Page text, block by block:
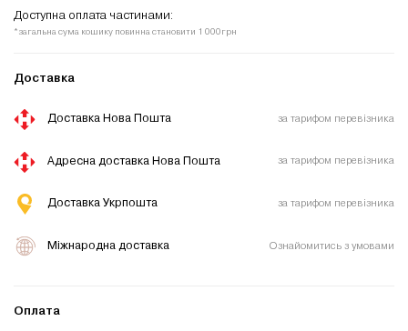
Доступна оплата частинами:
*загальна сума кошику повинна становити 1 000грн
Доставка
Доставка Нова Пошта за тарифом перевізника
Адресна доставка Нова Пошта за тарифом перевізника
Доставка Укрпошта за тарифом перевізника
Міжнародна доставка Ознайомитись з умовами
Оплата